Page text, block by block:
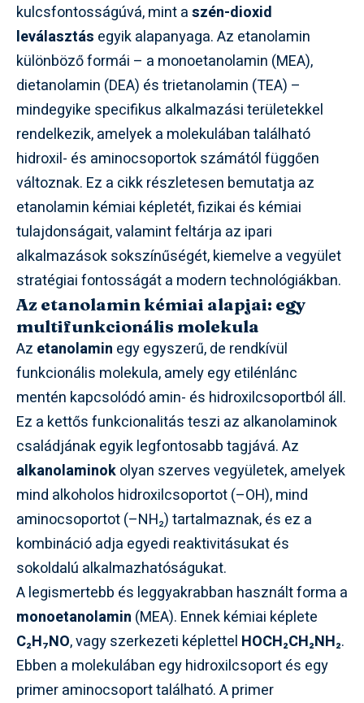
kulcsfontosságúvá, mint aszén-dioxid
leválasztás egyik alapanyaga. Az etanolamin
különböző formái – a monoetanolamin (MEA),
dietanolamin (DEA) és trietanolamin (TEA) –
mindegyike specifikus alkalmazási területekkel
rendelkezik, amelyek a molekulában található
hidroxil- és aminocsoportok számától függően
változnak. Ez a cikk részletesen bemutatja az
etanolamin kémiai képletét, fizikai és kémiai
tulajdonságait, valamint feltárja az ipari
alkalmazások sokszínűségét, kiemelve a vegyület
stratégiai fontosságát a modern technológiákban.
Az etanolamin kémiai alapjai: egy
multifunkcionális molekula
Az etanolamin egy egyszerű, de rendkívül
funkcionális molekula, amely egy etilénlánc
mentén kapcsolódó amin- és hidroxilcsoportból áll.
Ez a kettős funkcionalitás teszi az alkanolaminok
családjának egyik legfontosabb tagjává. Az
alkanolaminokolyan szerves vegyületek, amelyek
mind alkoholos hidroxilcsoportot (–OH), mind
aminocsoportot (–NH₂) tartalmaznak, és ez a
kombináció adja egyedi reaktivitásukat és
sokoldalú alkalmazhatóságukat.
A legismertebb és leggyakrabban használt forma a
monoetanolamin (MEA). Ennek kémiai képlete
C₂H₇NO, vagy szerkezeti képlettel HOCH₂CH₂NH₂.
Ebben a molekulában egy hidroxilcsoport és egy
primer aminocsoport található. A primer